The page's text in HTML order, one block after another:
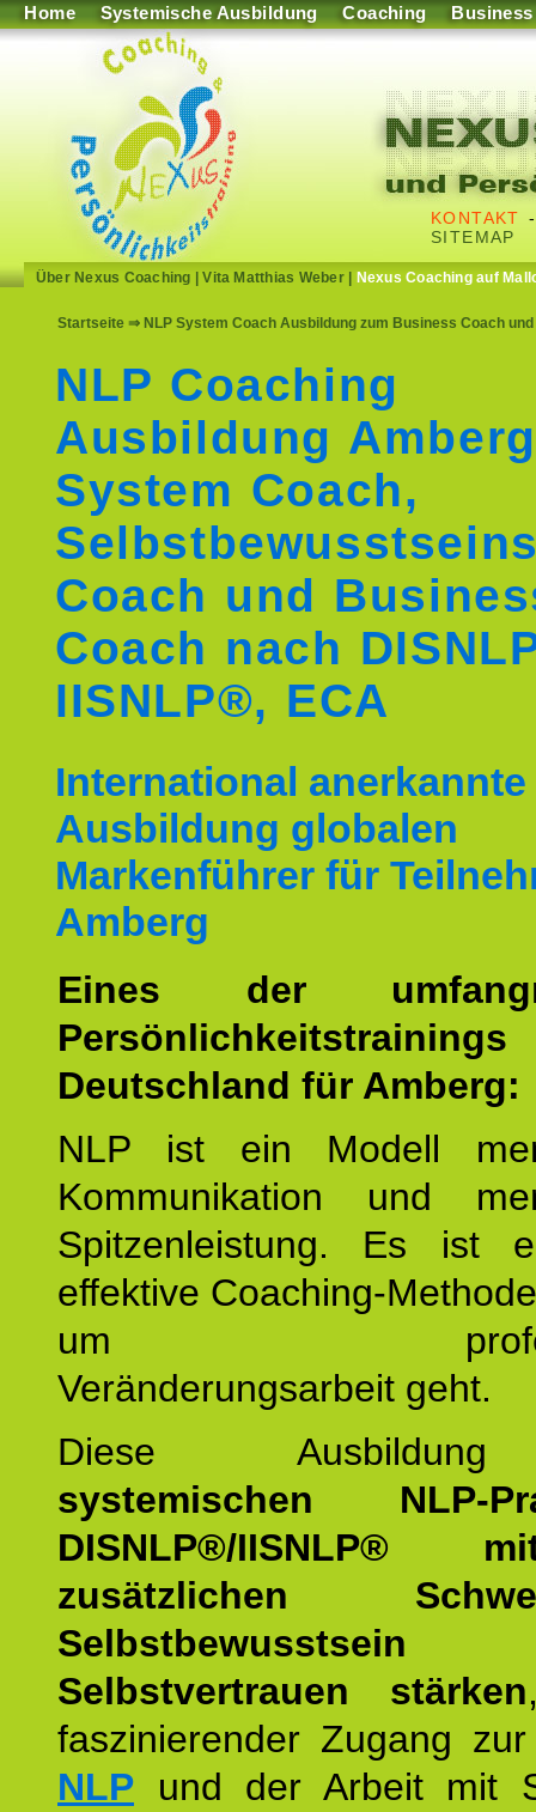
Home Systemische Ausbildung Coaching Business
KONTAKT
SITEMAP
Über Nexus Coaching |Vita Matthias Weber| Nexus Coaching auf
Startseite ⇒ NLP System Coach Ausbildung zum Business Coach
NLP Coaching
Ausbildung
System Coach,
Coach und
Coach nach
IISNLP®, ECA
International
Ausbildung globalen
Markenführer für
Amberg
Eines der
Deutschland für Amberg:
NLP ist ein Modell
Kommunikation und
Spitzenleistung. Es ist
effektive Coaching-
um
Veränderungsarbeit geht.
Diese
systemischen NLP-
DISNLP®/IISNLP®
zusätzlichen
Selbstvertrauen stärken
faszinierender Zugang
NLP und der Arbeit mit